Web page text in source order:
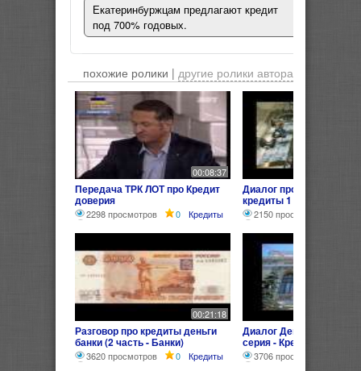
Екатеринбуржцам предлагают кредит
под 700% годовых.
похожие ролики | другие ролики автора
00:08:37
Передача ТРК ЛОТ про Кредит
доверия
2298 просмотров 0 Кредиты
Диалог про деньги банки
кредиты 1
2150 просмотров
00:21:18
Разговор про кредиты деньги
банки (2 часть - Банки)
3620 просмотров 0 Кредиты
Диалог Деньги Банки
серия - Кредит)
3706 просмотров